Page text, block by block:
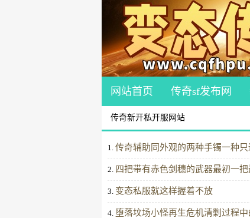
网站首页 传奇sf发布网
传奇新开私开服网站
1. 传奇辅助同外观的两种手镯一种
2. 四把带有赤色剑穗的武器最初一把
3. 变态私服就这样握着不放
4. 堕落坟场小怪再生危机清剿过程